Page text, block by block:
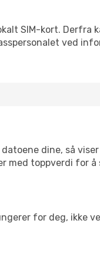
SIM-kort. Derfra
ved
dine, så
med toppverdi for å
for deg, ikke